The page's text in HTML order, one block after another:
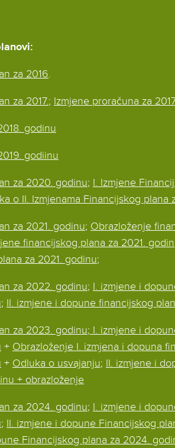
za 2016.
za 2017.; Izmjene proračuna za
godinu
godiinu
za 2020. godinu; I. Izmjene
o II. Izmjenama Financijskog plana
za 2021. godinu; Obrazloženje
financijskog plana za 2021. godin
za 2021. godinu;
za 2022. godinu; I. izmjene i
; II. izmjene i dopune financijskog
za 2023. godinu; I. izmjene i
+ Obrazloženje I. izmjena i dopuna
+ Odluka o usvajanju; II. izmjene i
+ obrazloženje
za 2024. godinu; I. izmjene i
; II. izmjene i dopune Financijskog
Financijskog plana za 2024.